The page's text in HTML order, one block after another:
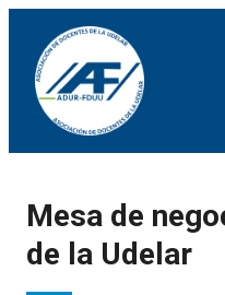
Mesa de
de la Udelar